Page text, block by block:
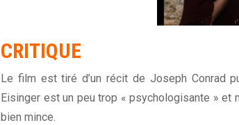
CRITIQUE
Le film est tiré d’un récit de Joseph Conrad
Eisinger est un peu trop « psychologisante »
bien mince.